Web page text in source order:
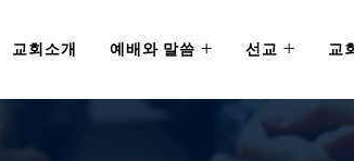
교회소개 예배와 말씀 선교 교